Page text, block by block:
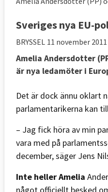
Sveriges nya EU-
BRYSSEL 11 november 2011
Amelia Andersdotter
är nya ledamöter i
Det är dock ännu oklart
parlamentarikerna kan
– Jag fick höra av min
vara med på
december, säger Jens
Inte heller Amelia
något officiellt besked